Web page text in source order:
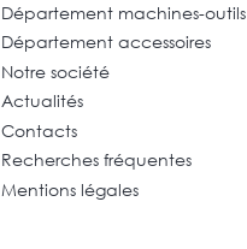
Département machines-outils
Département accessoires
Notre société
Actualités
Contacts
Recherches fréquentes
Mentions légales